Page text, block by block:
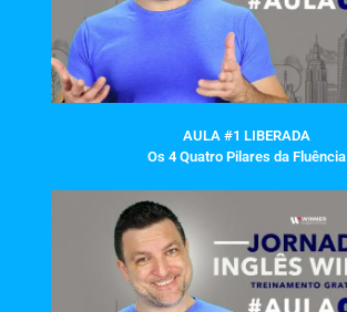
AULA #1 LIBERADA
Os 4 Quatro Pilares da Fluência